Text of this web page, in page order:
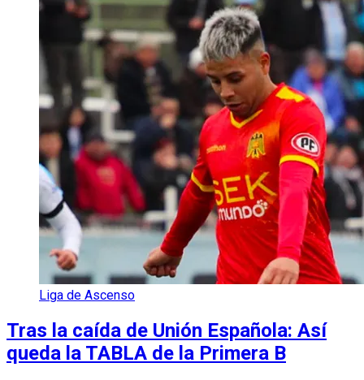
Liga de Ascenso
Tras la caída de Unión Española: Así
queda la TABLA de la Primera B